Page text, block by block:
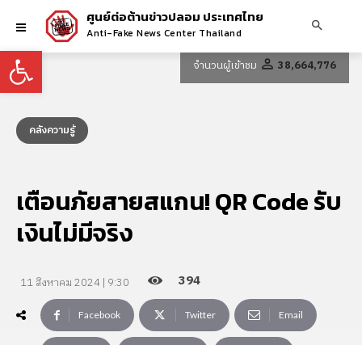
Open toolbar
ศูนย์ต่อต้านข่าวปลอม ประเทศไทย
Anti-Fake News Center Thailand
จำนวนผู้เข้าชม 38,664,776
คลังความรู้
เตือนภัยสายสแกน! QR Code รับ
เงินไม่มีจริง
11 สิงหาคม 2024 | 9:30 394
Facebook Twitter Email